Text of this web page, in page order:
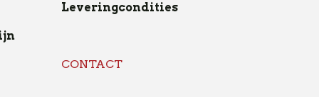
Leveringcondities
CONTACT